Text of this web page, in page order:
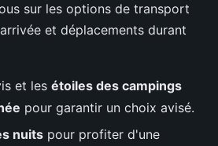
sur les options de transport
et déplacements durant
et les étoiles des campings
pour garantir un choix avisé.
nuits pour profiter d'une